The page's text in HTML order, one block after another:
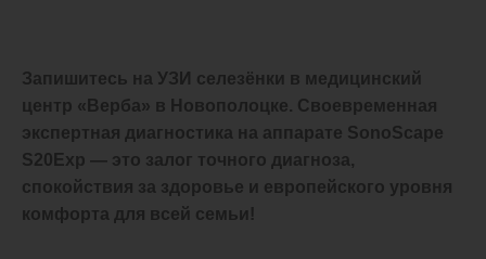
Запишитесь на УЗИ селезёнки в медицинский
центр «Верба» в Новополоцке. Своевременная
экспертная диагностика на аппарате SonoScape
S20Exp — это залог точного диагноза,
спокойствия за здоровье и европейского уровня
комфорта для всей семьи!